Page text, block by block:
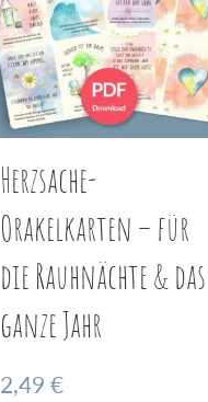
Herzsache-
Orakelkarten – für
die Rauhnächte & das
ganze Jahr
2,49€